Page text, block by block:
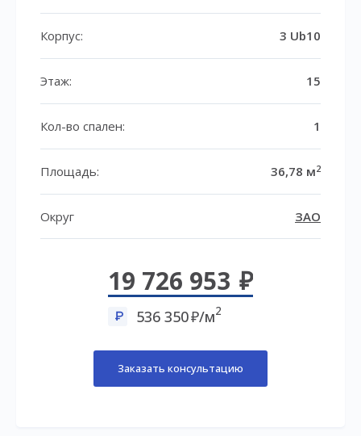
Корпус: 3 Ub10
Этаж: 15
Кол-во спален: 1
Площадь: 36,78 м2
Округ ЗАО
19 726 953
536 350 /м2
Заказать консультацию